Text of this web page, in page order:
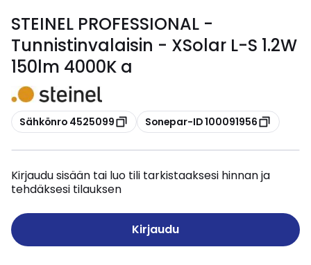
STEINEL PROFESSIONAL -
Tunnistinvalaisin - XSolar L-S 1.2W
150lm 4000K a
Kopioi
Sähkönro 4525099 Kopioi
Sonepar-ID 100091956
Kirjaudu sisään tai luo tili tarkistaaksesi hinnan ja
tehdäksesi tilauksen
Kirjaudu